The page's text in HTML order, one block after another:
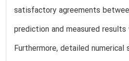
satisfactory agreements
prediction and measured
Furthermore, detailed numerical